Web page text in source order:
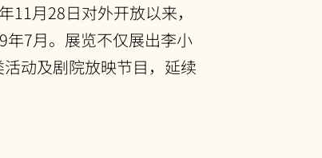
月28日对外开放以来，
7月。展览不仅展出李小
动及剧院放映节目，延续